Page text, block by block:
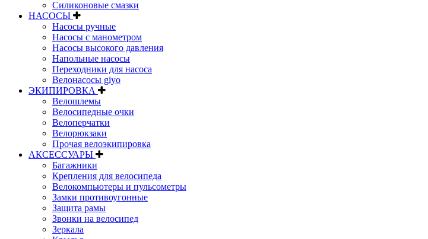
Силиконовые смазки
НАСОСЫ
Насосы ручные
Насосы с манометром
Насосы высокого давления
Напольные насосы
Переходники для насоса
Велонасосы giyo
ЭКИПИРОВКА
Велошлемы
Велосипедные очки
Велоперчатки
Велорюкзаки
Прочая велоэкипировка
АКСЕССУАРЫ
Багажники
Крепления для велосипеда
Велокомпьютеры и пульсометры
Замки противоугонные
Защита рамы
Звонки на велосипед
Зеркала